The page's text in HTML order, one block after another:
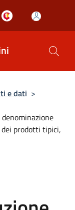
e dati >
prodotti tipici,